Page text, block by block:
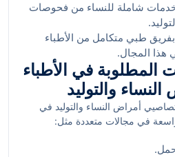
شاملة للنساء من فحوصات
بفريق طبي متكامل من الأطباء
المجال.
المطلوبة في الأطباء
والتوليد
أمراض النساء والتوليد في
في مجالات متعددة مثل: